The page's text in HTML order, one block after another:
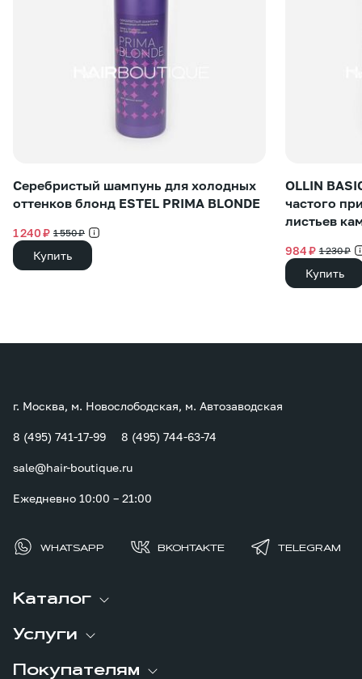
Серебристый шампунь для холодных
оттенков блонд ESTEL PRIMA BLONDE
1 240 ₽ 1 550 ₽
Купить
OLLIN
частого
листьев
984 ₽ 1 230 ₽
Купить
Каталог
Услуги
Покупателям
г. Москва, м. Новослободская, м. Автозаводская
8 (495) 741-17-99 8 (495) 744-63-74
sale@hair-boutique.ru
Ежедневно 10:00 – 21:00
WHATSAPP ВКОНТАКТЕ TELEGRAM